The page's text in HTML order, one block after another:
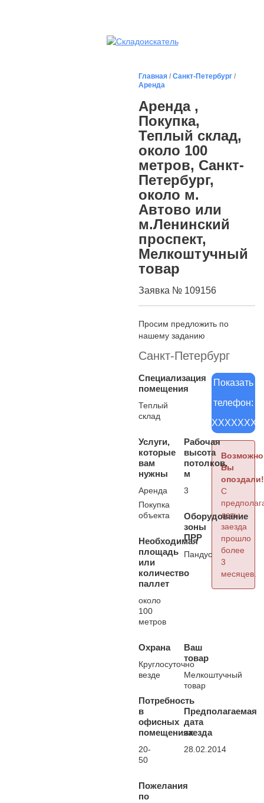
Главная / Санкт-Петербург /
Аренда
Аренда ,
Покупка,
Теплый склад,
около 100
метров, Санкт-
Петербург,
около м.
Автово или
м.Ленинский
проспект,
Мелкоштучный
товар
Заявка № 109156
Просим предложить по
нашему заданию
Санкт-Петербург
Показать
телефон:
Возможно
Вы
опоздали!
С
даты
заезда
прошло
более
3
месяцев.
Специализация
помещения
Теплый
склад
Услуги,
которые
вам
нужны
Аренда
Покупка
объекта
Необходимая
площадь
или
количество
паллет
около
100
метров
Рабочая
высота
потолков,
м
3
Оборудование
зоны
ПРР
Пандус
Охрана
Круглосуточно
везде
Потребность
в
офисных
помещениях
20-
50
Ваш
товар
Мелкоштучный
товар
Предполагаемая
дата
заезда
28.02.2014
Пожелания
по